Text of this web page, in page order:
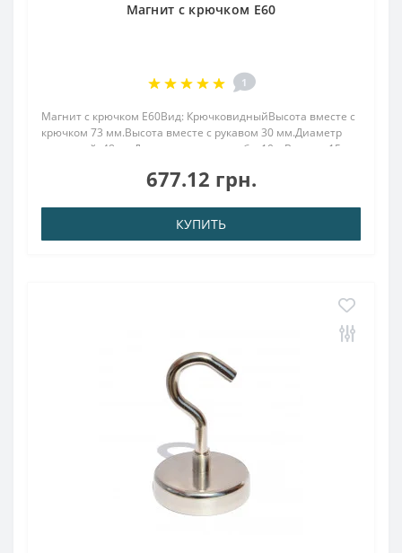
Магнит с крючком E60
1
Магнит с крючком E60Вид: КрючковидныйВысота вместе с
крючком 73 мм.Высота вместе с рукавом 30 мм.Диаметр
наружный: 48 ммДиаметр внутр. резьба: 10.мВысота: 15
Ni)Намагничивание: N38Сцепление прибл.: 112,00 кгТем..
677.12 грн.
КУПИТЬ